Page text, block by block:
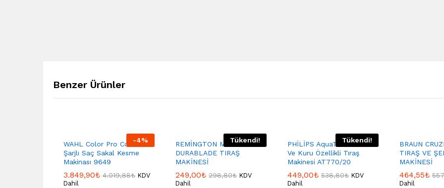
Benzer Ürünler
-4%
WAHL Color Pro Cordless
Şarjlı Saç Sakal Kesme
Makinası 9649
3.849,90₺ 4.019,88₺ KDV
Dahil
Tükendi!
REMİNGTON MB010
DURABLADE TIRAŞ
MAKİNESİ
249,00₺ 298,80₺ KDV
Dahil
Tükendi!
PHİLİPS AquaTouch Islak
Ve Kuru Özellikli Tıraş
Makinesi AT770/20
449,00₺ 538,80₺ KDV
Dahil
BRAUN
TIRAŞ VE
MAKİNESİ
464,55₺
Dahil